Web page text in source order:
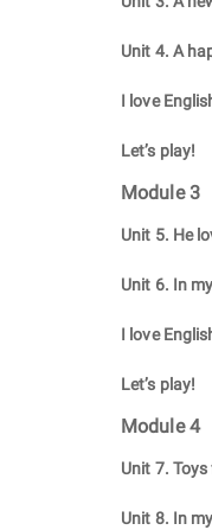
Unit 4. A
I love
Let’s play!
Module 3
Unit 5. He
Unit 6. In
I love
Let’s play!
Module 4
Unit 7.
Unit 8. In